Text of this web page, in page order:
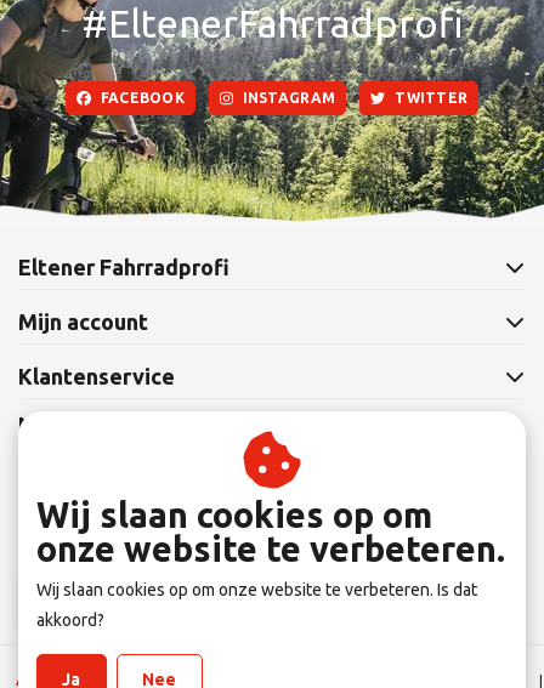
#EltenerFahrradprofi
FACEBOOK INSTAGRAM TWITTER
Eltener Fahrradprofi
Mijn account
Klantenservice
Nieuwsbrief
Abonneer je op onze nieuwsbrief om op de hoogte te blijven.
Abonneer
Algemene Leverings voorwaarden
Wij slaan cookies op om
onze website te verbeteren.
Wij slaan cookies op om onze website te verbeteren. Is dat
akkoord?
Ja Nee